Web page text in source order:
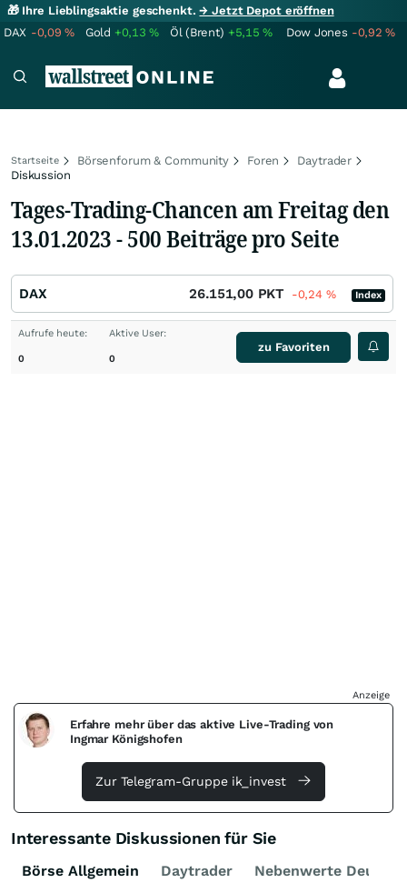
🎁 Ihre Lieblingsaktie geschenkt.→ Jetzt Depot eröffnen
DAX -0,09% Gold +0,13% Öl (Brent) +5,15% Dow Jones -0,92%
Startseite Börsenforum & Community Foren
Daytrader
Diskussion
Tages-Trading-Chancen am Freitag den
13.01.2023 - 500 Beiträge pro Seite
DAX 26.151,00 PKT -0,24 % Index
Aufrufe heute:
0
Aktive User:
0
zu Favoriten
Anzeige
Erfahre mehr über das aktive Live-Trading von
Ingmar Königshofen
Zur Telegram-Gruppe ik_invest
Interessante Diskussionen für Sie
Börse Allgemein Daytrader Nebenwerte